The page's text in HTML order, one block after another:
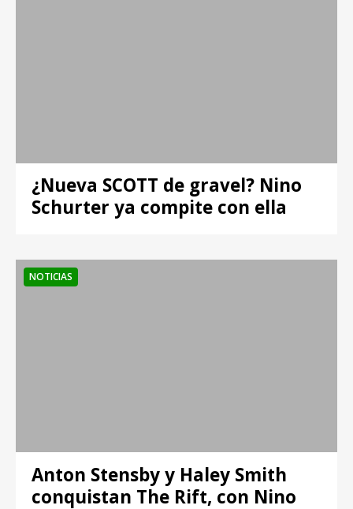
¿Nueva SCOTT de gravel? Nino
Schurter ya compite con ella
NOTICIAS
Anton Stensby y Haley Smith
conquistan The Rift, con Nino